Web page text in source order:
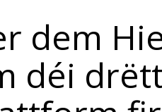
dem
déi